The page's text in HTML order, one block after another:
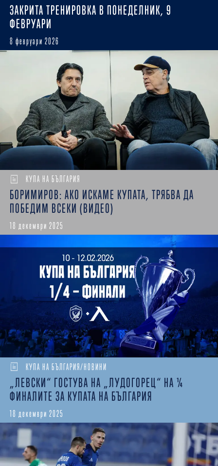
ЗАКРИТА ТРЕНИРОВКА В ПОНЕДЕЛНИК, 9
ФЕВРУАРИ
8 февруари 2026
КУПА НА БЪЛГАРИЯ
БОРИМИРОВ: АКО ИСКАМЕ КУПАТА, ТРЯБВА ДА
ПОБЕДИМ ВСЕКИ (ВИДЕО)
18 декември 2025
КУПА НА БЪЛГАРИЯ/НОВИНИ
„ЛЕВСКИ“ ГОСТУВА НА „ЛУДОГОРЕЦ“ НА ¼
ФИНАЛИТЕ ЗА КУПАТА НА БЪЛГАРИЯ
18 декември 2025